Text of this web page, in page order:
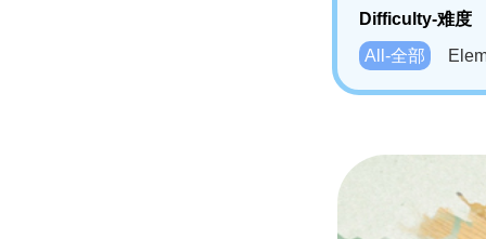
Difficulty-难度
All-全部